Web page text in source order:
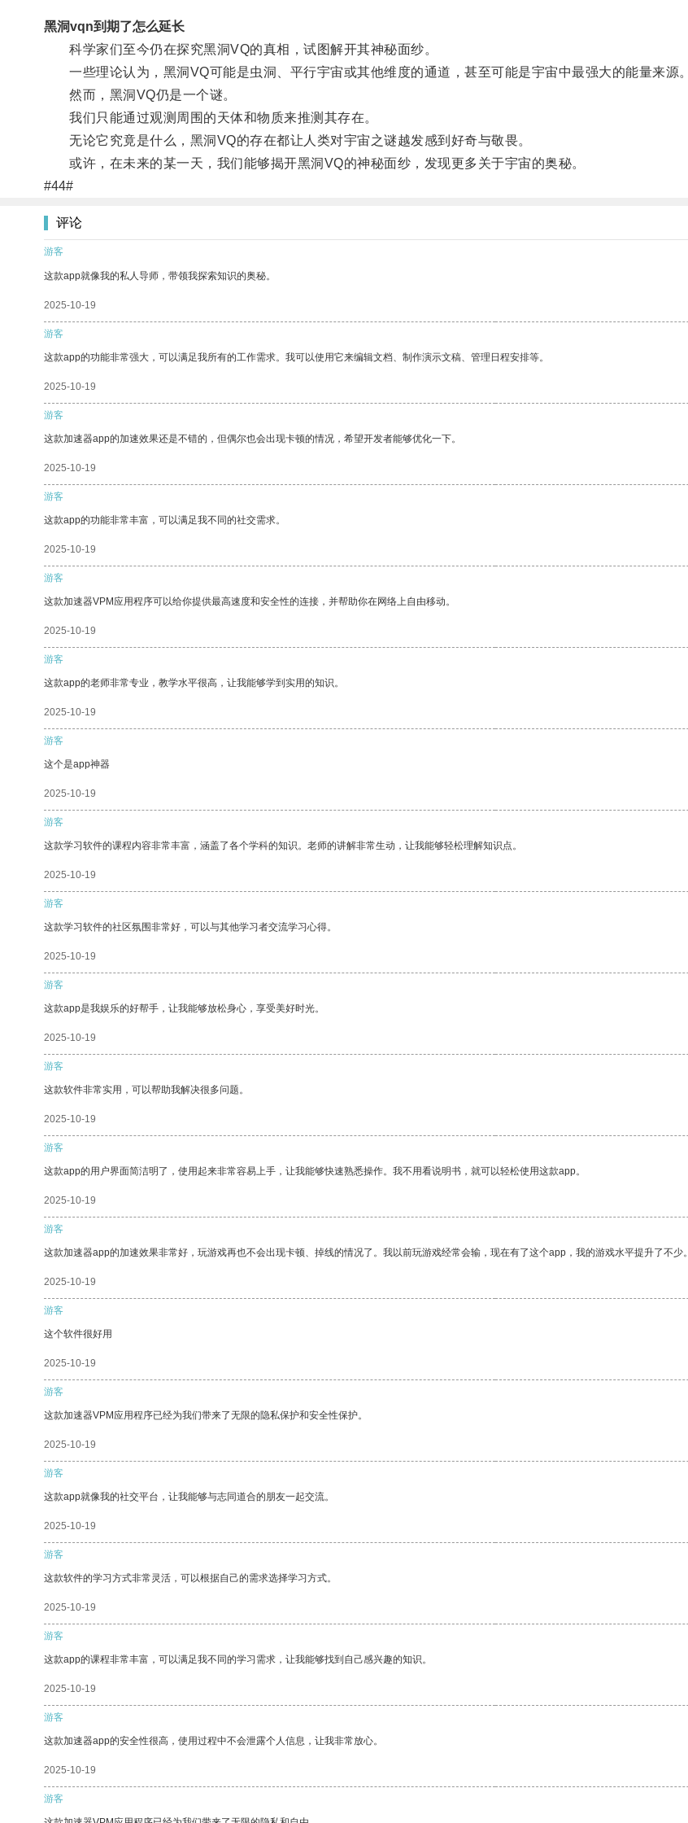
黑洞vqn到期了怎么延长
科学家们至今仍在探究黑洞VQ的真相，试图解开其神秘面纱。
一些理论认为，黑洞VQ可能是虫洞、平行宇宙或其他维度的通道，甚至可能是宇宙中最强大的能量来源。
然而，黑洞VQ仍是一个谜。
我们只能通过观测周围的天体和物质来推测其存在。
无论它究竟是什么，黑洞VQ的存在都让人类对宇宙之谜越发感到好奇与敬畏。
或许，在未来的某一天，我们能够揭开黑洞VQ的神秘面纱，发现更多关于宇宙的奥秘。
#44#
评论
游客
这款app就像我的私人导师，带领我探索知识的奥秘。
2025-10-19
游客
这款app的功能非常强大，可以满足我所有的工作需求。我可以使用它来编辑文档、制作演示文稿、管理日程安排等。
2025-10-19
游客
这款加速器app的加速效果还是不错的，但偶尔也会出现卡顿的情况，希望开发者能够优化一下。
2025-10-19
游客
这款app的功能非常丰富，可以满足我不同的社交需求。
2025-10-19
游客
这款加速器VPM应用程序可以给你提供最高速度和安全性的连接，并帮助你在网络上自由移动。
2025-10-19
游客
这款app的老师非常专业，教学水平很高，让我能够学到实用的知识。
2025-10-19
游客
这个是app神器
2025-10-19
游客
这款学习软件的课程内容非常丰富，涵盖了各个学科的知识。老师的讲解非常生动，让我能够轻松理解知识点。
2025-10-19
游客
这款学习软件的社区氛围非常好，可以与其他学习者交流学习心得。
2025-10-19
游客
这款app是我娱乐的好帮手，让我能够放松身心，享受美好时光。
2025-10-19
游客
这款软件非常实用，可以帮助我解决很多问题。
2025-10-19
游客
这款app的用户界面简洁明了，使用起来非常容易上手，让我能够快速熟悉操作。我不用看说明书，就可以轻松使用这款app。
2025-10-19
游客
这款加速器app的加速效果非常好，玩游戏再也不会出现卡顿、掉线的情况了。我以前玩游戏经常会输，现在有了这个app，我的游戏水平提升了不少。
2025-10-19
游客
这个软件很好用
2025-10-19
游客
这款加速器VPM应用程序已经为我们带来了无限的隐私保护和安全性保护。
2025-10-19
游客
这款app就像我的社交平台，让我能够与志同道合的朋友一起交流。
2025-10-19
游客
这款软件的学习方式非常灵活，可以根据自己的需求选择学习方式。
2025-10-19
游客
这款app的课程非常丰富，可以满足我不同的学习需求，让我能够找到自己感兴趣的知识。
2025-10-19
游客
这款加速器app的安全性很高，使用过程中不会泄露个人信息，让我非常放心。
2025-10-19
游客